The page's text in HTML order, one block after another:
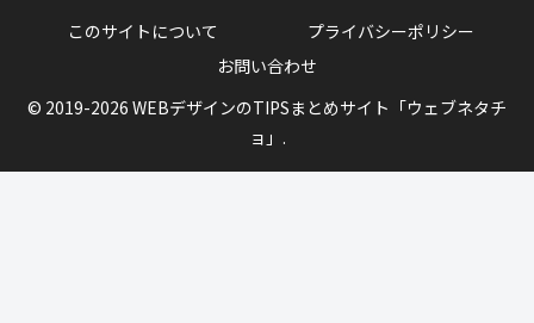
このサイトについて
プライバシーポリシー
お問い合わせ
© 2019-2026 WEBデザインのTIPSまとめサイト「ウェブネタチ
ョ」.